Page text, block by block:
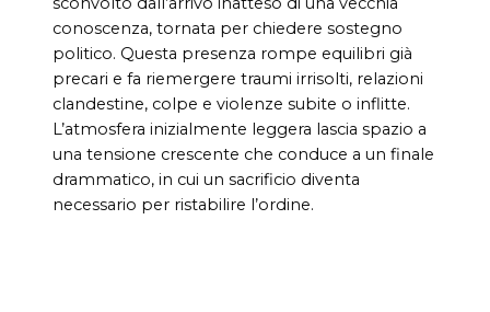
conoscenza, tornata per chiedere sostegno
politico. Questa presenza rompe equilibri già
precari e fa riemergere traumi irrisolti, relazioni
clandestine, colpe e violenze subite o inflitte.
L’atmosfera inizialmente leggera lascia spazio a
una tensione crescente che conduce a un finale
drammatico, in cui un sacrificio diventa
necessario per ristabilire l’ordine.